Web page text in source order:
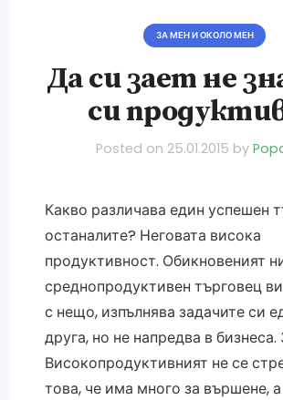
ЗА МЕН И ОКОЛО МЕН
Да си зает не
си
Posted on 25.01.2015 by
Какво различава един успешен
останалите? Неговата висока
продуктивност. Обикновеният
среднопродуктивен търговец
с нещо, изпълнява задачите си
друга, но не напредва в
Високопродуктивният не се
това, че има много за вършене,